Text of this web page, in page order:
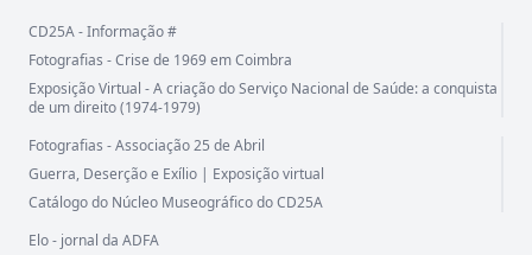
CD25A - Informação #
Fotografias - Crise de 1969 em Coimbra
Exposição Virtual - A criação do Serviço Nacional de Saúde: a conquista
de um direito (1974-1979)
Fotografias - Associação 25 de Abril
Guerra, Deserção e Exílio | Exposição virtual
Catálogo do Núcleo Museográfico do CD25A
Elo - jornal da ADFA